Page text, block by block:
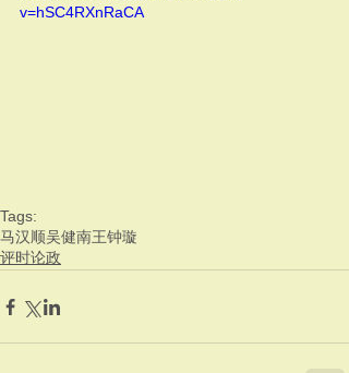
v=hSC4RXnRaCA
Tags:
马汉顺吴健南王钟璇
评时论政